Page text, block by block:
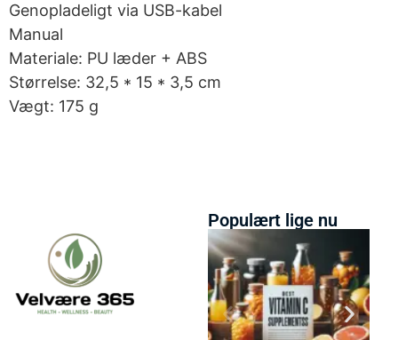
Genopladeligt via USB-kabel
Manual
Materiale: PU læder + ABS
Størrelse: 32,5 * 15 * 3,5 cm
Vægt: 175 g
Populært lige nu